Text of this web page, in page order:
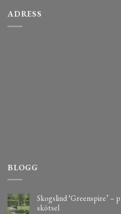
ADRESS
BLOGG
Skogslind ‘Greenspire’
skötsel